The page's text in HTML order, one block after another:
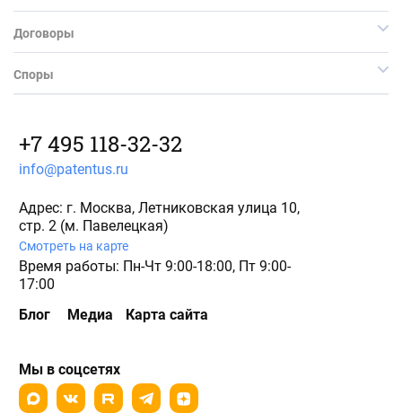
Договоры
Споры
+7 495 118-32-32
info@patentus.ru
Адрес: г. Москва, Летниковская улица 10,
стр. 2 (м. Павелецкая)
Смотреть на карте
Время работы: Пн-Чт 9:00-18:00, Пт 9:00-
17:00
Блог
Медиа Карта сайта
Мы в соцсетях